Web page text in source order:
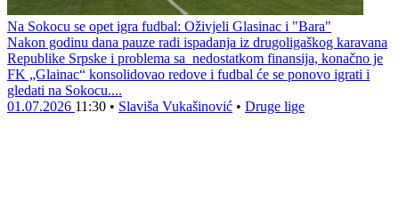
Na Sokocu se opet igra fudbal: Oživjeli Glasinac i "Bara"
Nakon godinu dana pauze radi ispadanja iz drugoligaškog karavana
Republike Srpske i problema sa nedostatkom finansija, konačno je
FK „Glainac“ konsolidovao redove i fudbal će se ponovo igrati i
gledati na Sokocu....
01.07.2026 11:30 • Slaviša Vukašinović • Druge lige